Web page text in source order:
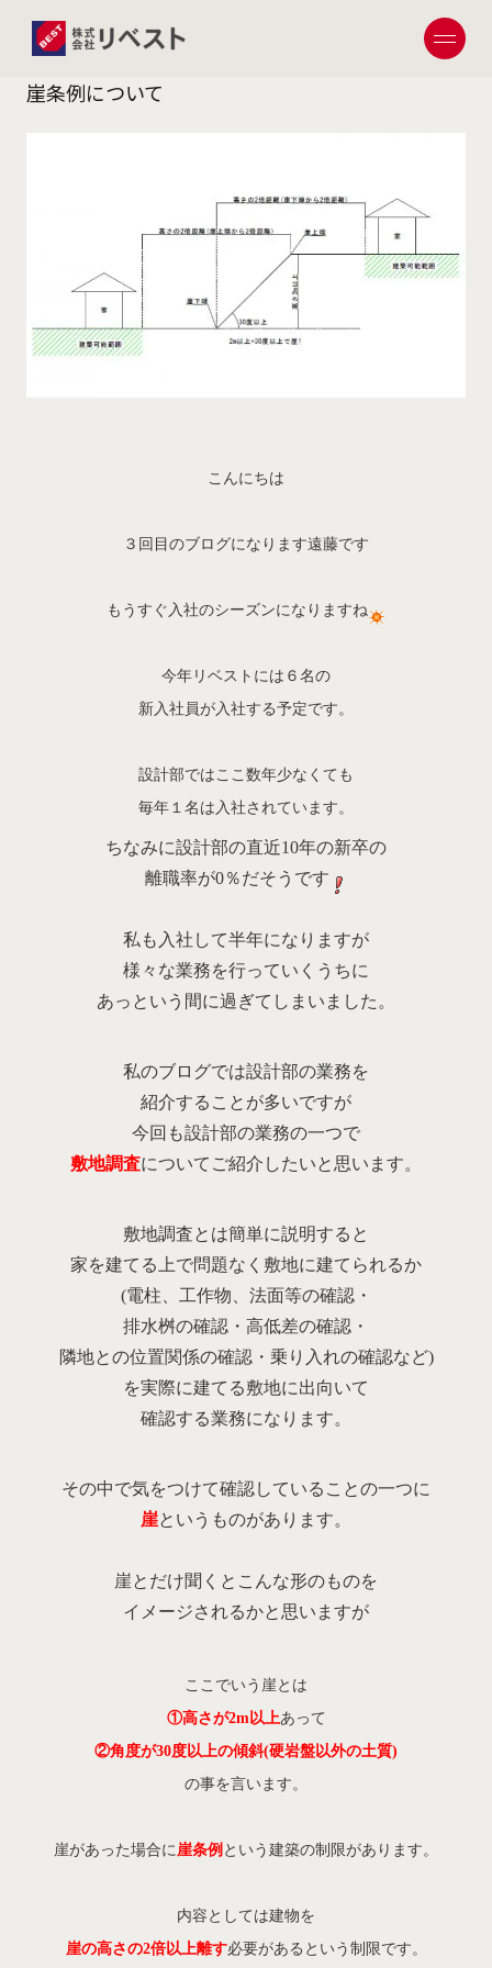
投稿日 2022.03.31 設計部
崖条例について
こんにちは
３回目のブログになります遠藤です
もうすぐ入社のシーズンになりますね
今年リベストには６名の
新入社員が入社する予定です。
設計部ではここ数年少なくても
毎年１名は入社されています。
ちなみに設計部の直近10年の新卒の
離職率が0％だそうです
私も入社して半年になりますが
様々な業務を行っていくうちに
あっという間に過ぎてしまいました。
私のブログでは設計部の業務を
紹介することが多いですが
今回も設計部の業務の一つで
敷地調査についてご紹介したいと思います。
敷地調査とは簡単に説明すると
家を建てる上で問題なく敷地に建てられるか
(電柱、工作物、法面等の確認・
排水桝の確認・高低差の確認・
隣地との位置関係の確認・乗り入れの確認など)
を実際に建てる敷地に出向いて
確認する業務になります。
その中で気をつけて確認していることの一つに
崖というものがあります。
崖とだけ聞くとこんな形のものを
イメージされるかと思いますが
ここでいう崖とは
①高さが2m以上あって
②角度が30度以上の傾斜(硬岩盤以外の土質)
の事を言います。
崖があった場合に 崖条例 という建築の制限があります。
内容としては建物を
崖の高さの2倍以上離す必要があるという制限です。